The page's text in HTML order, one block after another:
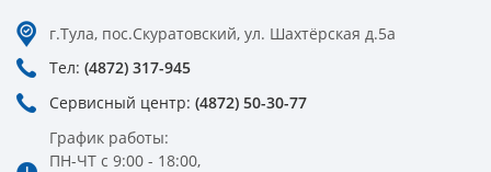
г.Тула, пос.Скуратовский, ул. Шахтёрская д.5а
Тел: (4872) 317-945
Сервисный центр: (4872) 50-30-77
График работы:
ПН-ЧТ с 9:00 - 18:00,